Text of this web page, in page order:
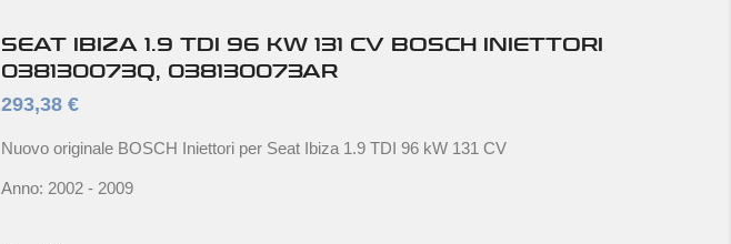
SEAT IBIZA 1.9 TDI 96 KW 131 CV BOSCH INIETTORI
038130073Q, 038130073AR
293,38 €
Nuovo originale BOSCH Iniettori per Seat Ibiza 1.9 TDI 96 kW 131 CV
Anno: 2002 - 2009